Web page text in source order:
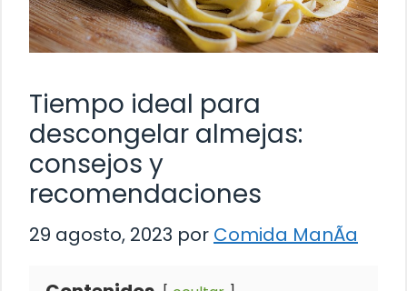
Tiempo ideal para
descongelar almejas:
consejos y
recomendaciones
29 agosto, 2023 por Comida ManÃ­a